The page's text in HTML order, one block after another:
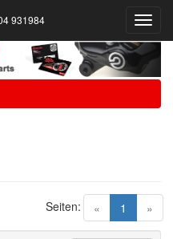
931984
« 1 (current)
»
Seiten: